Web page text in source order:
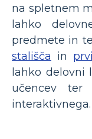
na spletnem
lahko
predmete in
stališča in
lahko delovni
učencev ter
interaktivnega.